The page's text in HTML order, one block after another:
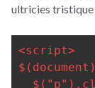
ultricies tristique
<script>